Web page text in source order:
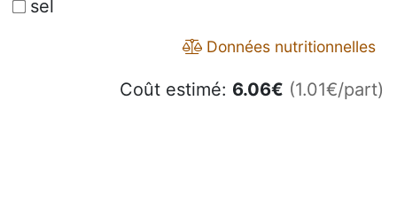
sel
Données nutritionnelles
Coût estimé: 6.06€ (1.01€/part)